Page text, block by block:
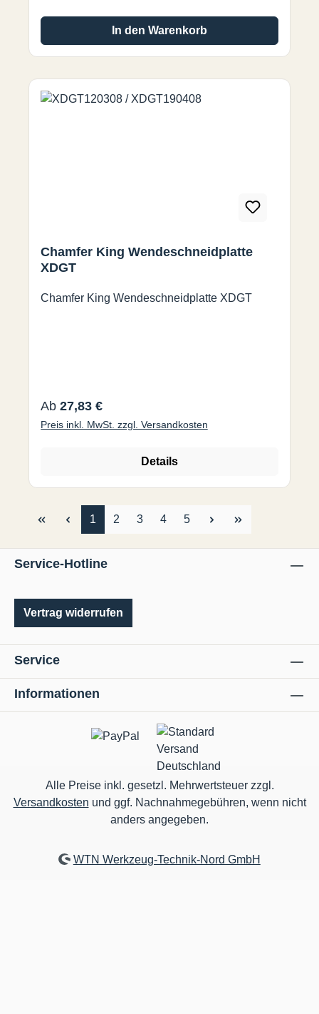
In den Warenkorb
Chamfer King Wendeschneidplatte
XDGT
Chamfer King Wendeschneidplatte XDGT
Regulärer Preis:
Ab 27,83 €
Preis inkl. MwSt. zzgl. Versandkosten
Details
Seite
1 Seite
2 Seite
3 Seite
4 Seite
5
Service-Hotline
Vertrag widerrufen
Service
Informationen
Alle Preise inkl. gesetzl. Mehrwertsteuer zzgl.
Versandkosten und ggf. Nachnahmegebühren, wenn nicht
anders angegeben.
WTN Werkzeug-Technik-Nord GmbH